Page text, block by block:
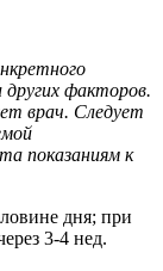
факторов.
врач. Следует
показаниям к
дня; при
3-4 нед.